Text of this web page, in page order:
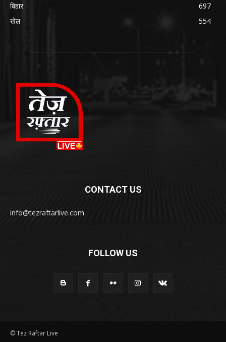
बिहार
697
खेल
554
CONTACT US
info@tezraftarlive.com
FOLLOW US
© Tez Raftar Live